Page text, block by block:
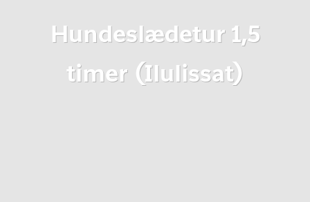
Hundeslædetur 1,5
timer (Ilulissat)